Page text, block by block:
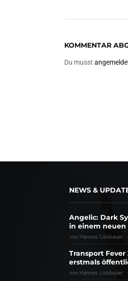
KOMMENTAR
Du musst
NEWS &
Angelic: Dark
in einem neuen
von Hannes Linsbauer
Transport
erstmals
von Hannes Linsbauer